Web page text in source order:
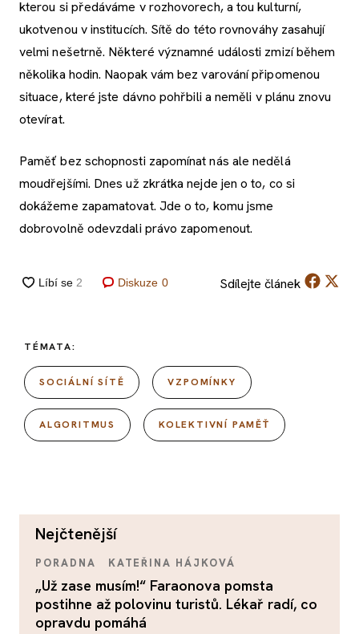
kterou si předáváme v rozhovorech, a tou kulturní,
ukotvenou v institucích. Sítě do této rovnováhy zasahují
velmi nešetrně. Některé významné události zmizí během
několika hodin. Naopak vám bez varování připomenou
situace, které jste dávno pohřbili a neměli v plánu znovu
otevírat.
Paměť bez schopnosti zapomínat nás ale nedělá
moudřejšími. Dnes už zkrátka nejde jen o to, co si
dokážeme zapamatovat. Jde o to, komu jsme
dobrovolně odevzdali právo zapomenout.
Diskuze 0 Sdílejte článek
TÉMATA:
SOCIÁLNÍ SÍTĚ VZPOMÍNKY
ALGORITMUS KOLEKTIVNÍ PAMĚŤ
nejčtenější
PORADNA KATEŘINA HÁJKOVÁ
„Už zase musím!“ Faraonova pomsta
postihne až polovinu turistů. Lékař radí, co
opravdu pomáhá